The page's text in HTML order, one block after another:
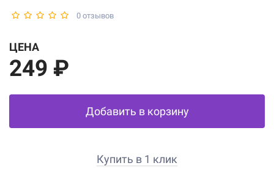
0 отзывов
ЦЕНА
249 ₽
Добавить в корзину
Купить в 1 клик